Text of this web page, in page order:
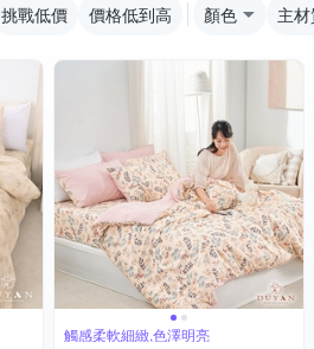
挑戰低價 價格低到高 顏色 主
觸感柔軟細緻,色澤明亮